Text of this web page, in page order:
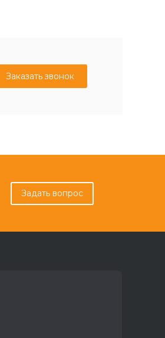
Заказать звонок
Задать вопрос